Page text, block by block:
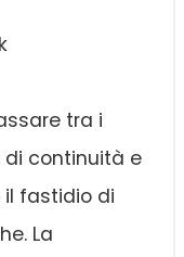
tra i
di continuità e
il fastidio di
La